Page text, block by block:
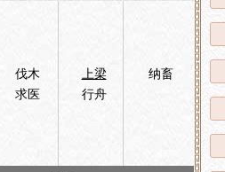
伐木 上梁
纳畜
求医 行舟